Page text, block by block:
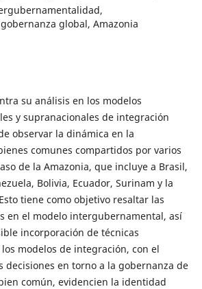
global, Amazonia
su análisis en los modelos
y supranacionales de integración
observar la dinámica en la
comunes compartidos por varios
de la Amazonia, que incluye a Brasil,
Bolivia, Ecuador, Surinam y la
tiene como objetivo resaltar las
en el modelo intergubernamental, así
incorporación de técnicas
modelos de integración, con el
decisiones en torno a la gobernanza de
común, evidencien la identidad